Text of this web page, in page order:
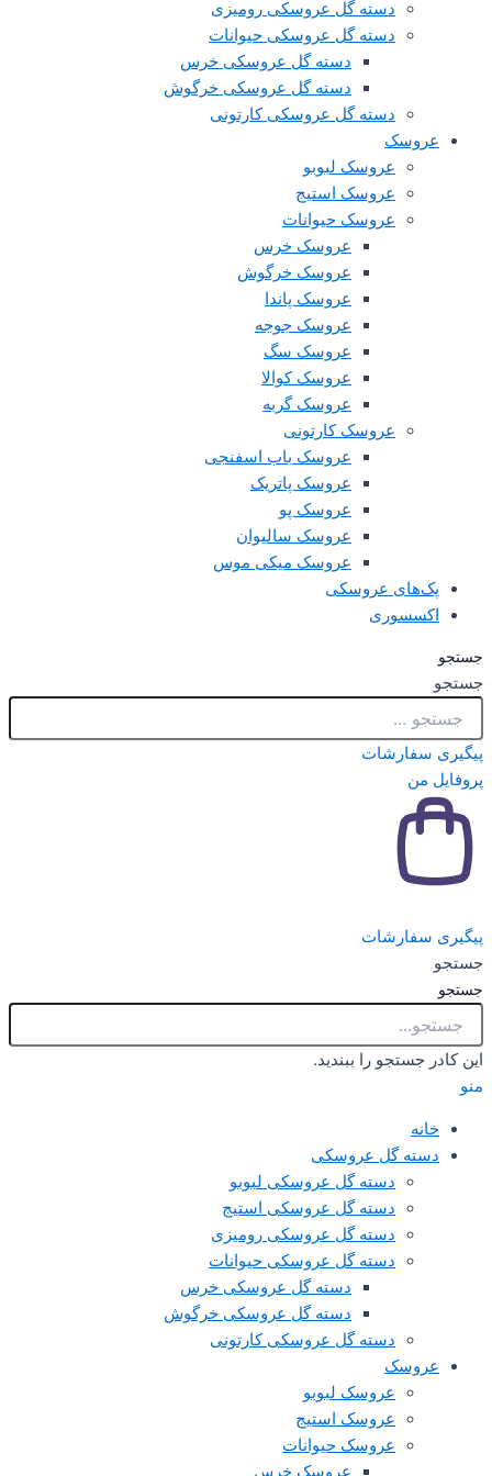
دسته گل عروسکی رومیزی
دسته گل عروسکی حیوانات
دسته گل عروسکی خرس
دسته گل عروسکی خرگوش
دسته گل عروسکی کارتونی
عروسک لبوبو
عروسک استیج
عروسک حیوانات
عروسک خرس
عروسک خرگوش
عروسک پاندا
عروسک جوجه
عروسک سگ
عروسک کوالا
عروسک گربه
عروسک کارتونی
عروسک باب اسفنجی
عروسک پاتریک
عروسک پو
عروسک سالیوان
عروسک میکی موس
عروسکی
را ببندید.
گل عروسکی
دسته گل عروسکی لبوبو
دسته گل عروسکی استیج
دسته گل عروسکی رومیزی
دسته گل عروسکی حیوانات
دسته گل عروسکی خرس
دسته گل عروسکی خرگوش
دسته گل عروسکی کارتونی
عروسک لبوبو
عروسک استیج
عروسک حیوانات
عروسک خرس